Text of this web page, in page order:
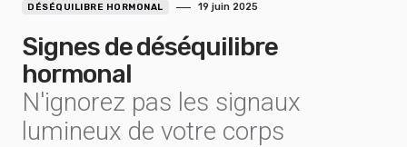
DÉSÉQUILIBRE HORMONAL 19 juin 2025
Signes de déséquilibre
hormonal
N'ignorez pas les signaux
lumineux de votre corps